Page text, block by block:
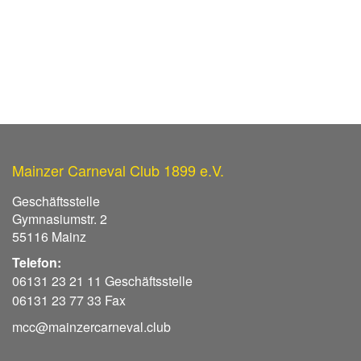
Mainzer Carneval Club 1899 e.V.
Geschäftsstelle
Gymnasiumstr. 2
55116 Mainz
Telefon:
06131 23 21 11 Geschäftsstelle
06131 23 77 33 Fax
mcc@mainzercarneval.club